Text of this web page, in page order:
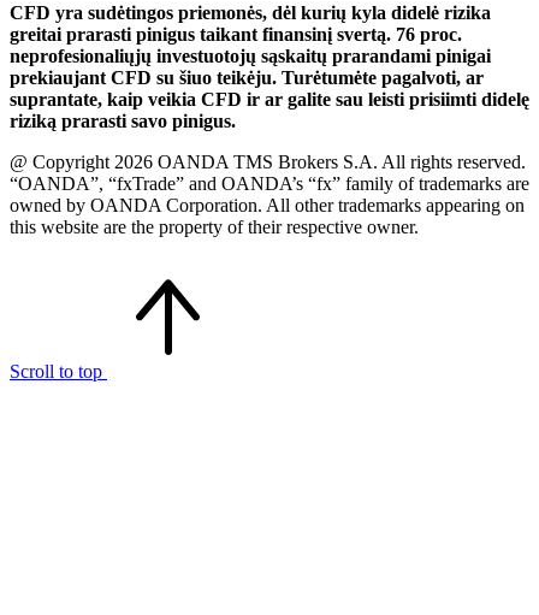
CFD yra sudėtingos priemonės, dėl kurių kyla didelė rizika
greitai prarasti pinigus taikant finansinį svertą. 76 proc.
neprofesionaliųjų investuotojų sąskaitų prarandami pinigai
prekiaujant CFD su šiuo teikėju. Turėtumėte pagalvoti, ar
suprantate, kaip veikia CFD ir ar galite sau leisti prisiimti didelę
riziką prarasti savo pinigus.
@ Copyright 2026 OANDA TMS Brokers S.A. All rights reserved.
“OANDA”, “fxTrade” and OANDA’s “fx” family of trademarks are
owned by OANDA Corporation. All other trademarks appearing on
this website are the property of their respective owner.
Scroll to top